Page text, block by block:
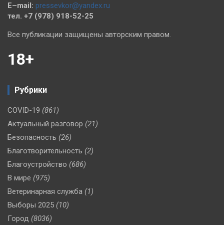
E–mail: pressevkor@yandex.ru
тел. +7 (978) 918-52-25
Все публикации защищены авторским правом.
18+
Рубрики
COVID-19 (861)
Актуальный разговор (21)
Безопасность (26)
Благотворительность (2)
Благоустройство (686)
В мире (975)
Ветеринарная служба (1)
Выборы 2025 (10)
Город (8036)